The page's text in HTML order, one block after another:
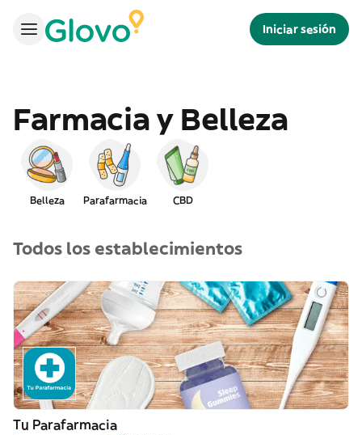
Iniciar sesión
Farmacia y Belleza
Belleza Parafarmacia CBD
Todos los establecimientos
Tu Parafarmacia